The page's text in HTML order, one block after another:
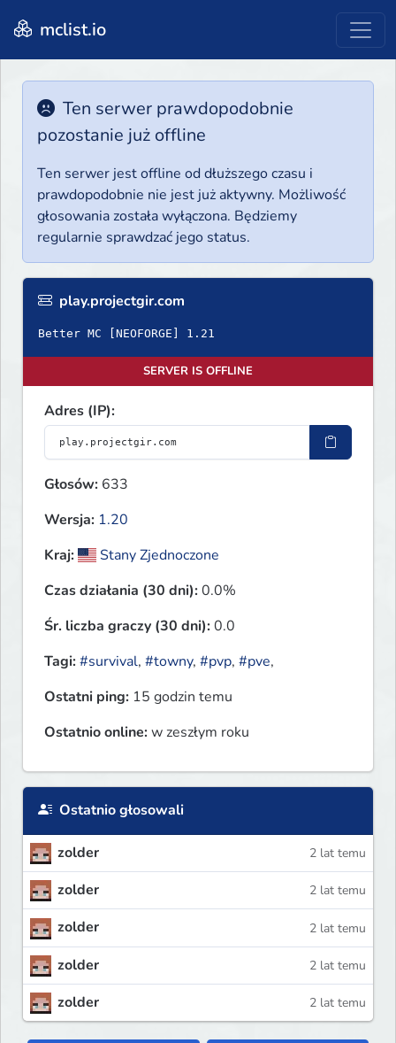
mclist.io
Ten serwer prawdopodobnie
pozostanie już offline
Ten serwer jest offline od dłuższego czasu i
prawdopodobnie nie jest już aktywny. Możliwość
głosowania została wyłączona. Będziemy
regularnie sprawdzać jego status.
play.projectgir.com
Better MC [NEOFORGE] 1.21
SERVER IS OFFLINE
Adres (IP):
Głosów: 633
Wersja: 1.20
Kraj:
Stany Zjednoczone
Czas działania (30 dni):0.0%
Śr. liczba graczy (30 dni):0.0
Tagi:#survival, #towny, #pvp, #pve,
Ostatni ping: 15 godzin temu
Ostatnio online:w zeszłym roku
Ostatnio głosowali
zolder 2 lat temu
zolder 2 lat temu
zolder 2 lat temu
zolder 2 lat temu
zolder 2 lat temu